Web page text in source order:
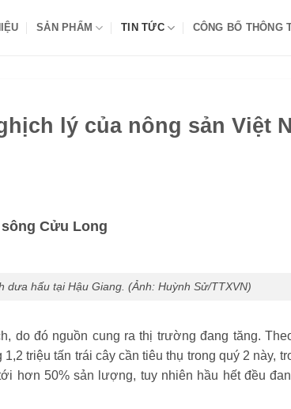
SẢN PHẨM TIN TỨC CÔNG BỐ THÔNG
lý của nông sản Việt
Cửu Long
dưa hấu tại Hậu Giang. (Ảnh: Huỳnh Sử/TTXVN)
do đó nguồn cung ra thị trường đang tăng.
triệu tấn trái cây cần tiêu thụ trong quý 2 này,
hơn 50% sản lượng, tuy nhiên hầu hết đều